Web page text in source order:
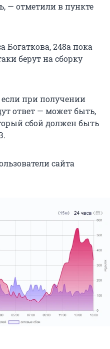
— отметили в пункте
248а пока
берут на сборку
при получении
ответ — может быть,
сбой должен быть
сайта